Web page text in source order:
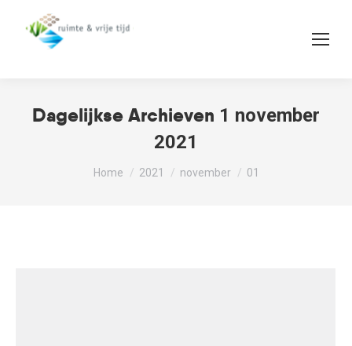
Dagelijkse Archieven 1 november
2021
Je bent hier:
Home 2021 november 01